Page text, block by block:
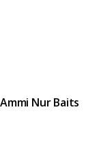
Nur Baits